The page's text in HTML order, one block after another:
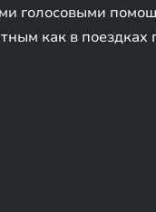
голосовыми
как в поездках